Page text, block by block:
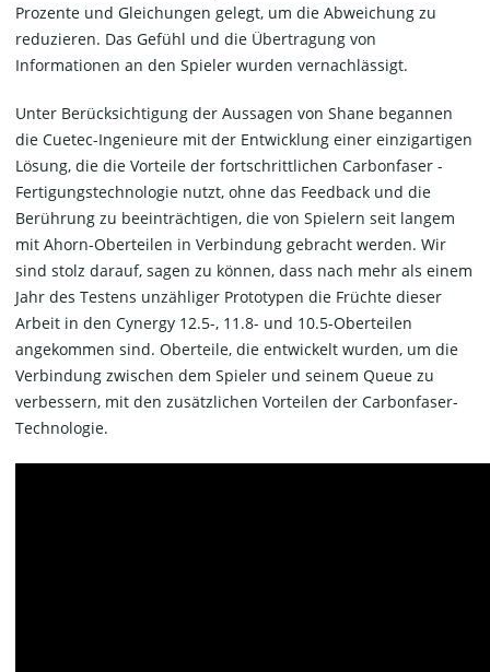
Prozente und Gleichungen gelegt, um die Abweichung zu
reduzieren. Das Gefühl und die Übertragung von
Informationen an den Spieler wurden vernachlässigt.
Unter Berücksichtigung der Aussagen von Shane begannen
die Cuetec-Ingenieure mit der Entwicklung einer einzigartigen
Lösung, die die Vorteile der fortschrittlichen Carbonfaser -
Fertigungstechnologie nutzt, ohne das Feedback und die
Berührung zu beeinträchtigen, die von Spielern seit langem
mit Ahorn-Oberteilen in Verbindung gebracht werden. Wir
sind stolz darauf, sagen zu können, dass nach mehr als einem
Jahr des Testens unzähliger Prototypen die Früchte dieser
Arbeit in den Cynergy 12.5-, 11.8- und 10.5-Oberteilen
angekommen sind. Oberteile, die entwickelt wurden, um die
Verbindung zwischen dem Spieler und seinem Queue zu
verbessern, mit den zusätzlichen Vorteilen der Carbonfaser-
Technologie.